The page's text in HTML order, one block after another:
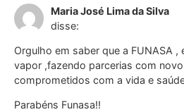
Maria José Lima da Silva
disse:
Orgulho em saber que a FUNASA
vapor ,fazendo parcerias com
comprometidos com a vida e
Parabéns Funasa!!